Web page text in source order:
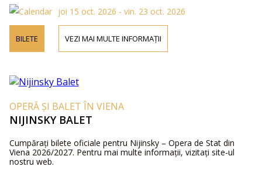
joi 15 oct. 2026 - vin. 23 oct. 2026
BILETE VEZI MAI MULTE INFORMAȚII
OPERĂ ȘI BALET ÎN VIENA
NIJINSKY BALET
Cumpărați bilete oficiale pentru Nijinsky – Opera de Stat din
Viena 2026/2027. Pentru mai multe informații, vizitați site-ul
nostru web.